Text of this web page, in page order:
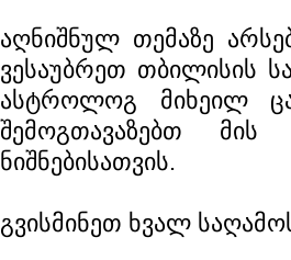
აღნიშნულ თემაზე
ვესაუბრეთ თბილისის
ასტროლოგ მიხეილ
შემოგთავაზებთ მის
ნიშნებისათვის.
გვისმინეთ ხვალ